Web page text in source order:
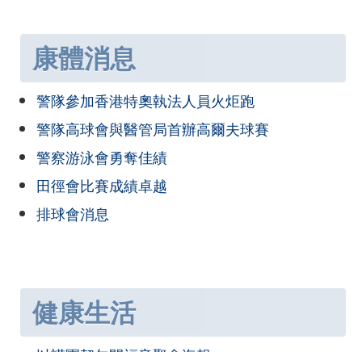
康體消息
警隊參加香港特奧執法人員火炬跑
警隊高球會與醫管局首辦高爾夫球賽
警察游泳會勇奪佳績
田徑會比賽成績卓越
排球會消息
健康生活